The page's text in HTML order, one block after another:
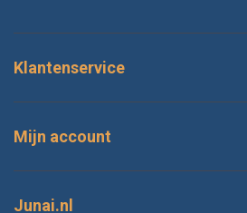
Klantenservice
Mijn account
Junai.nl